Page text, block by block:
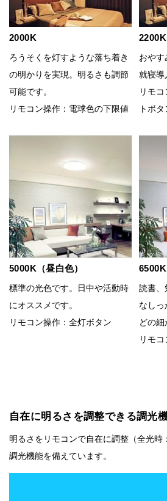
2000K
ろうそくを灯すような落ち着き
の明かりを実現。明るさも調節
可能です。
リモコン操作：電球色の下限値
2200K
おやす
就寝導
リモ
トボタ
5000K（昼白色）
標準の光色です。日中や活動時
にオススメです。
リモコン操作：全灯ボタン
6500K
読書、
なしっ
どの細
リモ
自在に明るさを調整できる調光
明るさをリモコンで自在に調整（全光時
調光機能を備えています。